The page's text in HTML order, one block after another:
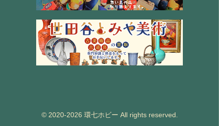
© 2020-2026 環七ホビー All rights reserved.